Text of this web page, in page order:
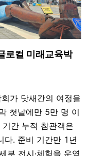
로컬 미래교육박
가 닷새간의 여정을
첫날에만 5만 명 이
간 누적 참관객은
다. 준비 기간만 1년
부 전시·체험을 운영